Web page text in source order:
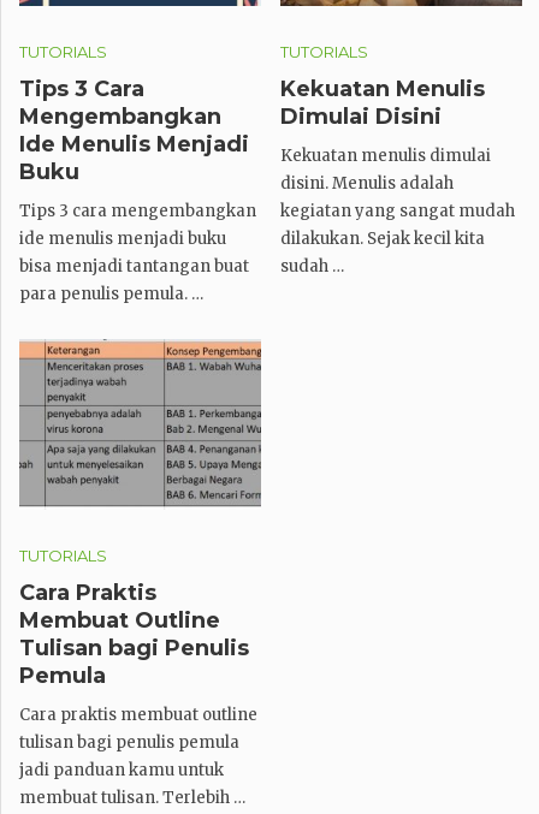
TUTORIALS
Tips 3 Cara
Mengembangkan
Ide Menulis Menjadi
Buku
Tips 3 cara mengembangkan
ide menulis menjadi buku
bisa menjadi tantangan buat
para penulis pemula. …
TUTORIALS
Kekuatan Menulis
Dimulai Disini
Kekuatan menulis dimulai
disini. Menulis adalah
kegiatan yang sangat mudah
dilakukan. Sejak kecil kita
sudah …
TUTORIALS
Cara Praktis
Membuat Outline
Tulisan bagi Penulis
Pemula
Cara praktis membuat outline
tulisan bagi penulis pemula
jadi panduan kamu untuk
membuat tulisan. Terlebih …